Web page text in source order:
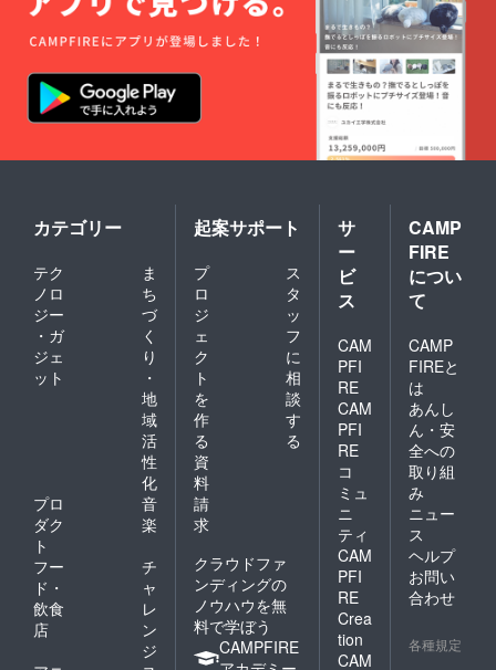
カテゴリー
テク
ノロ
ジー
・ガ
ジェ
ット
ま
ち
づ
く
り
・
地
域
活
性
化
プロ
ダク
ト
音
楽
フー
ド・
飲食
店
チ
ャ
レ
ン
ジ
起案サポート
プ
ロ
ジ
ェ
ク
ト
を
作
る
ス
タ
ッ
フ
に
相
談
す
る
資
料
請
求
クラウドファ
ンディングの
ノウハウを無
料で学ぼう
CAMPFIRE
サ
ー
ビ
ス
CAM
PFI
RE
CAM
PFI
RE
コ
ミュ
ニ
ティ
CAM
PFI
RE
Crea
tion
CAM
CAMP
FIRE
につい
て
CAMP
FIREと
は
あんし
ん・安
全への
取り組
み
ニュー
ス
ヘルプ
お問い
合わせ
各種規定